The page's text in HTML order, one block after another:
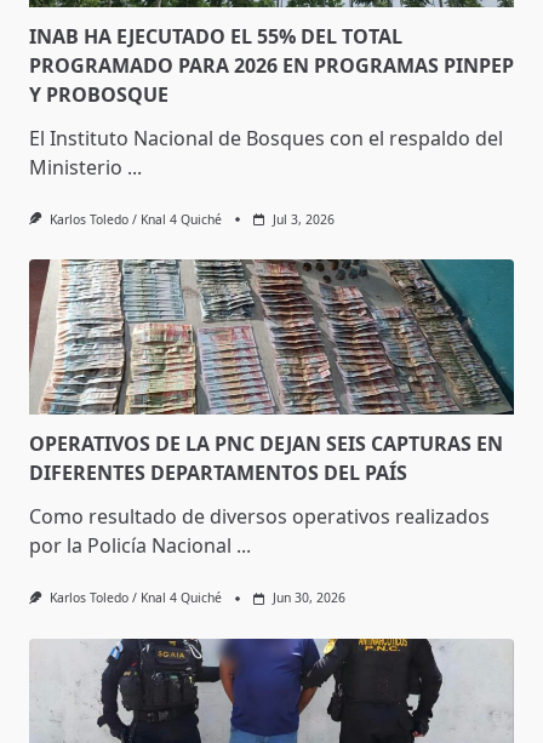
INAB HA EJECUTADO EL 55% DEL TOTAL
PROGRAMADO PARA 2026 EN PROGRAMAS PINPEP
Y PROBOSQUE
El Instituto Nacional de Bosques con el respaldo del
Ministerio ...
Karlos Toledo / Knal 4 Quiché Jul 3, 2026
OPERATIVOS DE LA PNC DEJAN SEIS CAPTURAS EN
DIFERENTES DEPARTAMENTOS DEL PAÍS
Como resultado de diversos operativos realizados
por la Policía Nacional ...
Karlos Toledo / Knal 4 Quiché Jun 30, 2026